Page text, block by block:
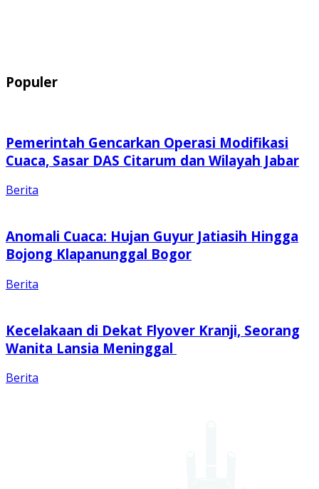
Populer
Pemerintah Gencarkan Operasi Modifikasi
Cuaca, Sasar DAS Citarum dan Wilayah Jabar
Berita
Anomali Cuaca: Hujan Guyur Jatiasih Hingga
Bojong Klapanunggal Bogor
Berita
Kecelakaan di Dekat Flyover Kranji, Seorang
Wanita Lansia Meninggal
Berita